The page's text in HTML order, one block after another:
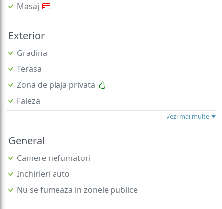
Masaj
Exterior
Gradina
Terasa
Zona de plaja privata
Faleza
vezi mai multe
General
Camere nefumatori
Inchirieri auto
Nu se fumeaza in zonele publice